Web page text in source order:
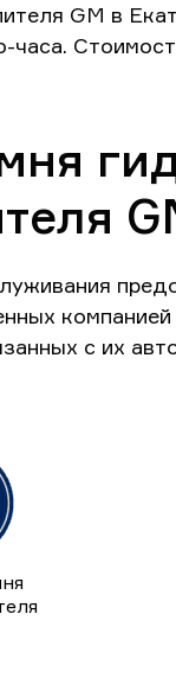
GM в
часа.
с их